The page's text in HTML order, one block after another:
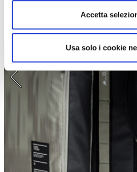
Accetta
Usa solo i cookie
La collezione Assos, massima